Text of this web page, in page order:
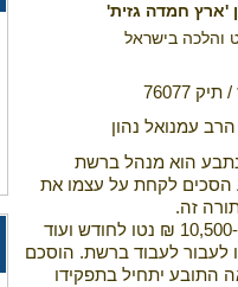
'ארץ חמדה גזית'
והלכה בישראל
עמנואל נהון
הוא מנהל ברשת
הסכים לקחת על עצמו את
זה.
התובע עבד בחנות רהיטים בשכר של כ-10,500 ₪ נטו לחודש ועוד
לעבור לעבוד ברשת. הוסכם
התובע יתחיל בתפקידו